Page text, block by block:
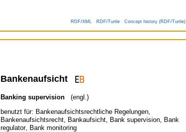
RDF/XML RDF/Turtle Concept history (RDF/Turtle)
Bankenaufsicht
Banking supervision
(engl.)
benutzt für: Bankenaufsichtsrechtliche Regelungen,
Bankenaufsichtsrecht, Bankaufsicht, Bank supervision, Bank
regulator, Bank monitoring